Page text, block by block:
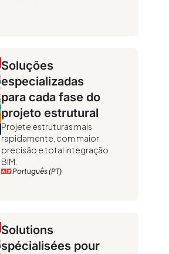
Soluções
especializadas
para cada fase do
projeto estrutural
Projete estruturas mais
rapidamente, com maior
precisão e total integração
BIM.
Português (PT)
Solutions
spécialisées pour